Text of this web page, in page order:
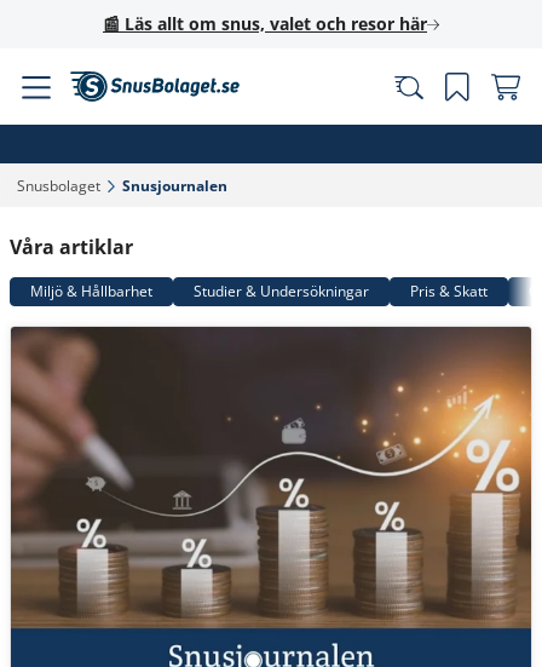
📰 Läs allt om snus, valet och resor här
Snusbolaget‎ Snusjournalen‎
Våra artiklar
Miljö & Hållbarhet Studier & Undersökningar Pris & Skatt